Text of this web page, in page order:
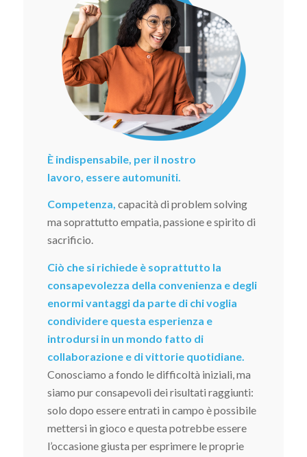
È indispensabile, per il nostro
lavoro, essere automuniti.
Competenza, capacità di problem solving
ma soprattutto empatia, passione e spirito di
sacrificio.
Ciò che si richiede è soprattutto la
consapevolezza della convenienza e degli
enormi vantaggi da parte di chi voglia
condividere questa esperienza e
introdursi in un mondo fatto di
collaborazione e di vittorie quotidiane.
Conosciamo a fondo le difficoltà iniziali, ma
siamo pur consapevoli dei risultati raggiunti:
solo dopo essere entrati in campo è possibile
mettersi in gioco e questa potrebbe essere
l’occasione giusta per esprimere le proprie